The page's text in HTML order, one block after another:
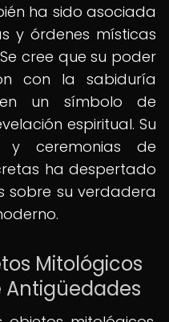
ha sido asociada
y órdenes místicas
cree que su poder
con la sabiduría
un símbolo de
espiritual. Su
y ceremonias de
ha despertado
sobre su verdadera
Mitológicos
Antigüedades